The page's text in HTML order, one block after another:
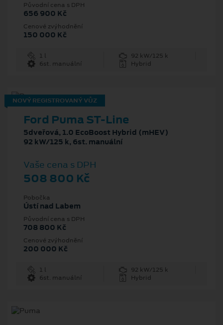
Původní cena s DPH
656 900 Kč
Cenové zvýhodnění
150 000 Kč
1 l
92 kW/125 k
6st. manuální
Hybrid
NOVÝ REGISTROVANÝ VŮZ
Ford Puma ST-Line
5dveřová, 1.0 EcoBoost Hybrid (mHEV)
92 kW/125 k, 6st. manuální
Vaše cena s DPH
508 800 Kč
Pobočka
Ústí nad Labem
Původní cena s DPH
708 800 Kč
Cenové zvýhodnění
200 000 Kč
1 l
92 kW/125 k
6st. manuální
Hybrid